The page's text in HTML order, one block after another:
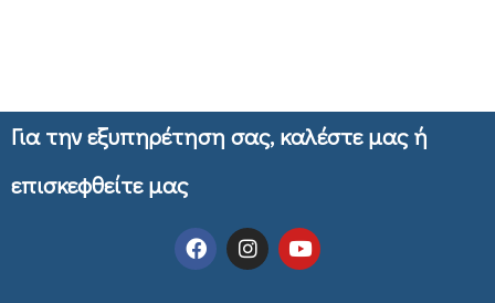
Για την εξυπηρέτηση σας, καλέστε μας ή
επισκεφθείτε μας